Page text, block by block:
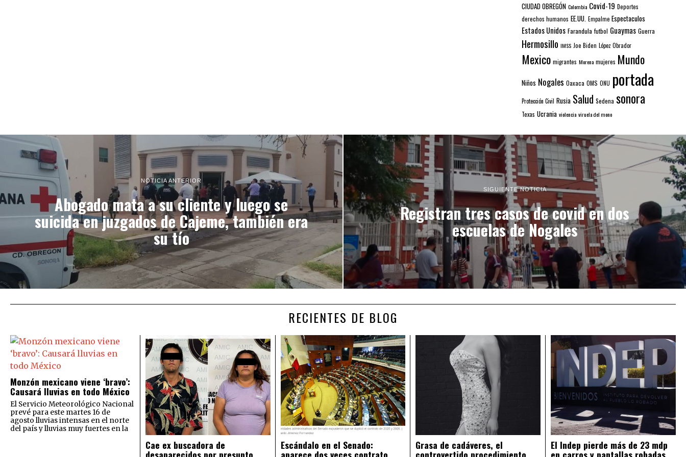
CIUDAD OBREGÓN Colombia Covid-19 Deportes
derechos humanos EE.UU. Empalme Espectaculos
Estados Unidos Farandula futbol Guaymas Guerra
Hermosillo IMSS Joe Biden López Obrador
Mexico migrantes Morena mujeres Mundo
Niños Nogales Oaxaca OMS ONU portada
Protección Civil Rusia Salud Sedena sonora
Texas Ucrania violencia viruela del mono
NOTICIA ANTERIOR
Abogado mata a su cliente y luego se
suicida en juzgados de Cajeme, también era
su tío
SIGUIENTE NOTICIA
Registran tres casos de covid en dos
escuelas de Nogales
RECIENTES DE BLOG
Monzón mexicano viene ‘bravo’:
Causará lluvias en todo México
El Servicio Meteorológico Nacional
prevé para este martes 16 de
agosto lluvias intensas en el norte
del país y lluvias muy fuertes en la
Cae ex buscadora de
desaparecidos por presunto
Escándalo en el Senado:
aparece dos veces contrato
Grasa de cadáveres, el
controvertido procedimiento
El Indep pierde más de 23 mdp
en carros y pantallas robadas